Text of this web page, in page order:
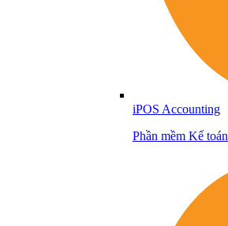
iPOS Accounting
Phần mềm Kế toán